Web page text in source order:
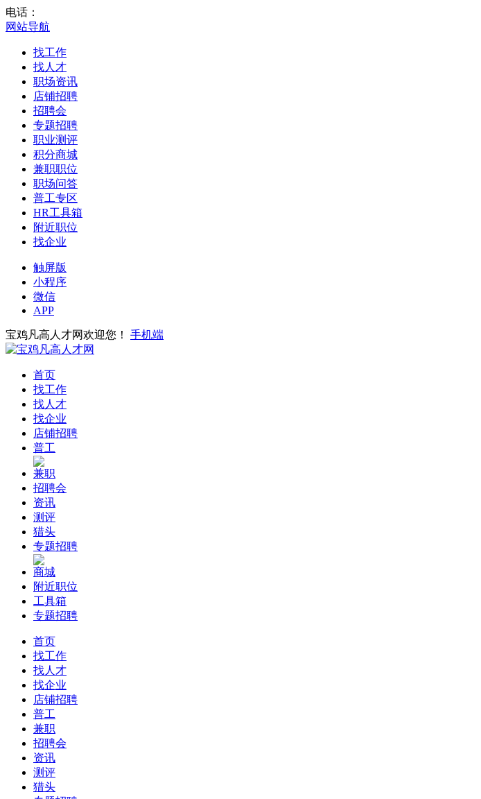
电话：
网站导航
找工作
找人才
职场资讯
店铺招聘
招聘会
专题招聘
职业测评
积分商城
兼职职位
职场问答
普工专区
HR工具箱
附近职位
找企业
触屏版
小程序
微信
APP
宝鸡凡高人才网欢迎您！ 手机端
首页
找工作
找人才
找企业
店铺招聘
普工
兼职
招聘会
资讯
测评
猎头
专题招聘
商城
附近职位
工具箱
专题招聘
首页
找工作
找人才
找企业
店铺招聘
普工
兼职
招聘会
资讯
测评
猎头